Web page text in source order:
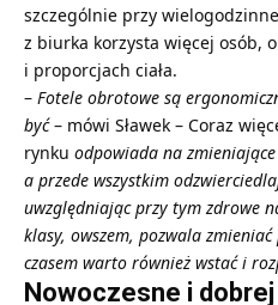
szczególnie przy
z biurka korzysta więcej osób,
i proporcjach ciała.
– Fotele obrotowe są
być– mówi Sławek – Coraz
rynku odpowiada na
a przede wszystkim
uwzględniając przy tym zdrowe
klasy, owszem, pozwala
czasem warto również wstać i
Nowoczesne i